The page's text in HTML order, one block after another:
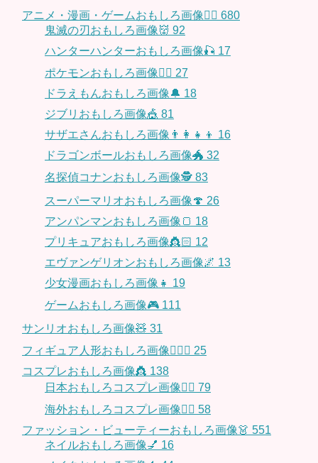
アニメ・漫画・ゲームおもしろ画像🧚‍♀️ 680
鬼滅の刃おもしろ画像👹 92
ハンターハンターおもしろ画像🎣 17
ポケモンおもしろ画像🤹‍♂️ 27
ドラえもんおもしろ画像🔔 18
ジブリおもしろ画像🎪 81
サザエさんおもしろ画像👨‍👩‍👧‍👦 16
ドラゴンボールおもしろ画像🐲 32
名探偵コナンおもしろ画像🕵️ 83
スーパーマリオおもしろ画像🍄 26
アンパンマンおもしろ画像🍞 18
プリキュアおもしろ画像👸🏻 12
エヴァンゲリオンおもしろ画像🌌 13
少女漫画おもしろ画像👧 19
ゲームおもしろ画像🎮 111
サンリオおもしろ画像🧸 31
フィギュア人形おもしろ画像🧍🏼‍♂️ 25
コスプレおもしろ画像👸 138
日本おもしろコスプレ画像🧝‍♀️ 79
海外おもしろコスプレ画像🧝‍♂️ 58
ファッション・ビューティーおもしろ画像👗 551
ネイルおもしろ画像💅 16